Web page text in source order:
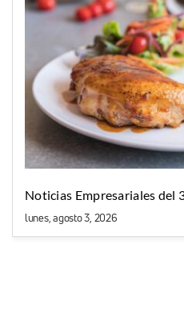
Noticias Empresariales del
lunes, agosto 3, 2026